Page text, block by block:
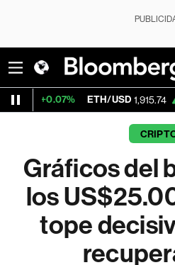
ETH/USD 1,915.74 +0.09%
Gráficos del
los
tope